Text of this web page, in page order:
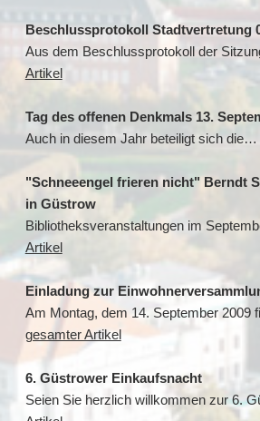
Beschlussprotokoll Stadtvertretung
Aus dem Beschlussprotokoll der
Artikel
Tag des offenen Denkmals 13.
Auch in diesem Jahr beteiligt sich die…
"Schneeengel frieren nicht" Berndt
in Güstrow
Bibliotheksveranstaltungen im
Artikel
Einladung zur
Am Montag, dem 14. September 2009
gesamter Artikel
6. Güstrower Einkaufsnacht
Seien Sie herzlich willkommen zur 6.